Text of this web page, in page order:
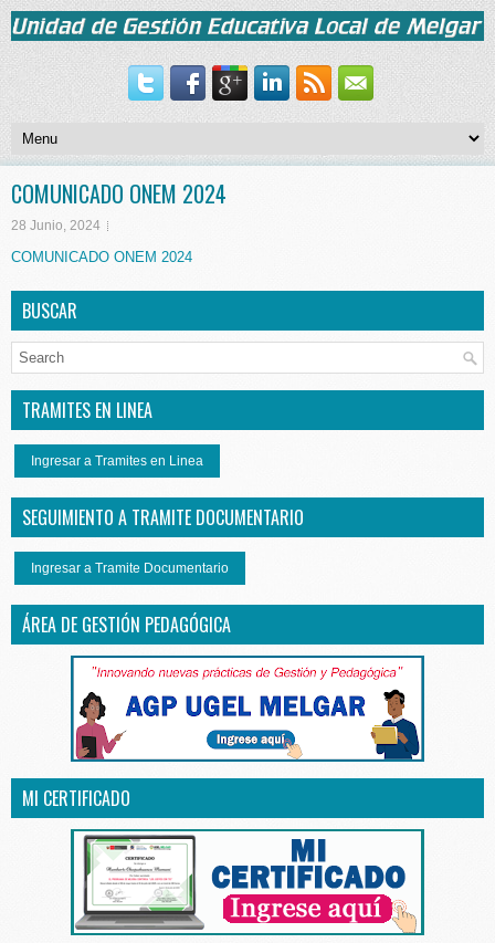
COMUNICADO ONEM 2024
28 Junio, 2024
COMUNICADO ONEM 2024
BUSCAR
TRAMITES EN LINEA
Ingresar a Tramites en Linea
SEGUIMIENTO A TRAMITE DOCUMENTARIO
Ingresar a Tramite Documentario
ÁREA DE GESTIÓN PEDAGÓGICA
MI CERTIFICADO